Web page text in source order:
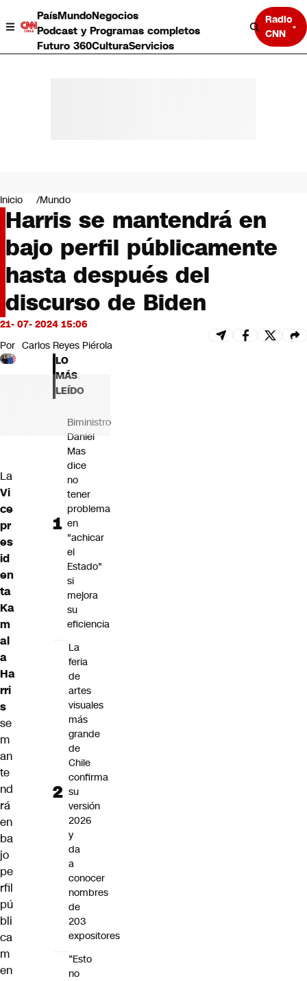
PaísMundoNegocios
Podcast y Programas completos
Futuro 360CulturaServicios
Radio
CNN
Negocios
Deportes
Programas completos
Cultura
Servicios
Bits
CNN tiempo
Futuro 360
Inicio Mundo
Harris se mantendrá en
bajo perfil públicamente
hasta después del
discurso de Biden
21- 07- 2024 15:06
Por Carlos Reyes Piérola
La
Vi
ce
pr
es
id
en
ta
Ka
m
al
a
Ha
rri
s
se
m
an
te
nd
rá
en
ba
jo
pe
rfil
pú
bli
ca
m
en
LO
MÁS
LEÍDO
Biministro
Daniel
Mas
dice
no
tener
problema
en
"achicar
el
Estado"
si
mejora
su
eficiencia
La
feria
de
artes
visuales
más
grande
de
Chile
confirma
su
versión
2026
y
da
a
conocer
nombres
de
203
expositores
“Esto
no